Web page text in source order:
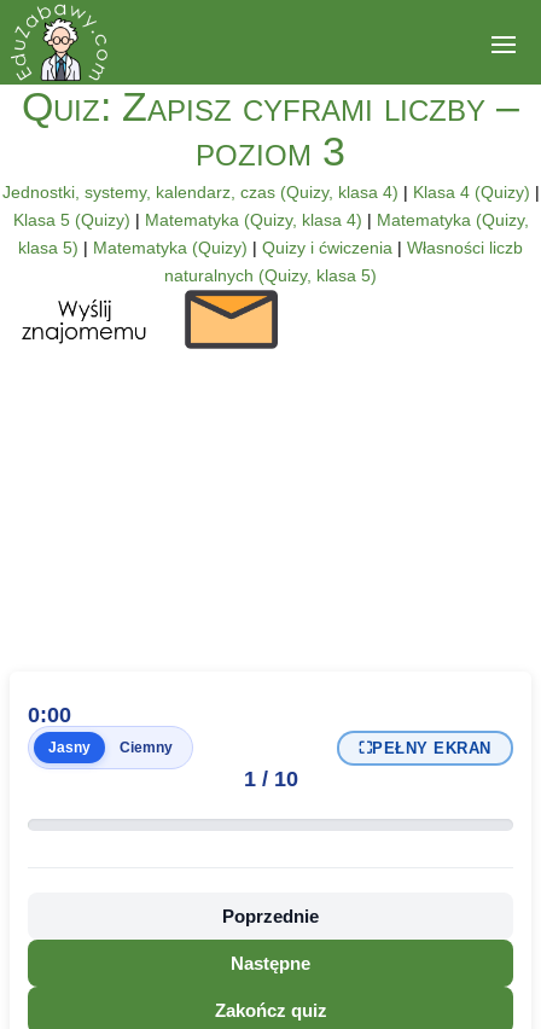
Quiz: Zapisz cyframi liczby –
poziom 3
Jednostki, systemy, kalendarz, czas (Quizy, klasa 4) | Klasa 4 (Quizy) |
Klasa 5 (Quizy) | Matematyka (Quizy, klasa 4) | Matematyka (Quizy,
klasa 5) | Matematyka (Quizy) | Quizy i ćwiczenia | Własności liczb
naturalnych (Quizy, klasa 5)
0:00
1/ 10
Jasny Ciemny ⛶PEŁNY EKRAN
Poprzednie
Następne
Zakończ quiz